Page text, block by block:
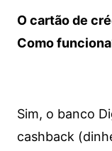
O cartão de
Como
Sim, o banco
cashback